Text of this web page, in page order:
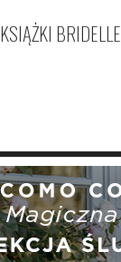
KSIĄŻKI BRIDELLE